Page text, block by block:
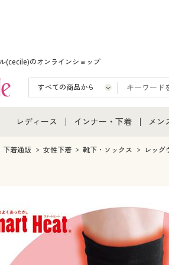
(cecile)のオンラインショップ
レディース
レディース通販すべて
インナー・下着
インナー・下着通販すべ
メンズ下着
ジュニア・ティーンズ下
メン
メン
メン
下着通販 女性下着 靴下・ソックス レッグ